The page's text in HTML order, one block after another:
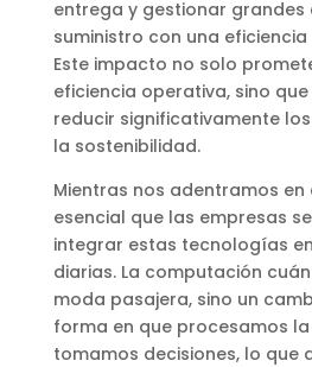
entrega y gestionar grandes
suministro con una
Este impacto no solo
eficiencia operativa, sino
reducir significativamente
la sostenibilidad.
Mientras nos adentramos en
esencial que las empresas
integrar estas tecnologías
diarias. La computación
moda pasajera, sino un
forma en que procesamos
tomamos decisiones, lo que